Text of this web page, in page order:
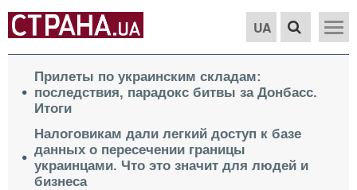
UA
Прилеты по украинским складам:
последствия, парадокс битвы за Донбасс.
Итоги
Налоговикам дали легкий доступ к базе
данных о пересечении границы
украинцами. Что это значит для людей и
бизнеса